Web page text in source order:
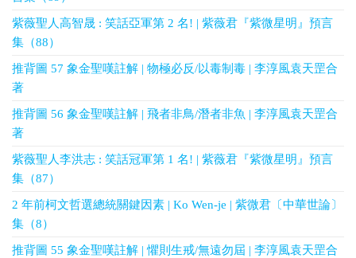
紫薇聖人高智晟 : 笑話亞軍第 2 名! | 紫薇君『紫微星明』預言
集（88）
推背圖 57 象金聖嘆註解 | 物極必反/以毒制毒 | 李淳風袁天罡合
著
推背圖 56 象金聖嘆註解 | 飛者非鳥/潛者非魚 | 李淳風袁天罡合
著
紫薇聖人李洪志 : 笑話冠軍第 1 名! | 紫薇君『紫微星明』預言
集（87）
2 年前柯文哲選總統關鍵因素 | Ko Wen-je | 紫微君〔中華世論〕
集（8）
推背圖 55 象金聖嘆註解 | 懼則生戒/無遠勿屆 | 李淳風袁天罡合